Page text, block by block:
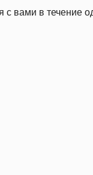
вами в течение